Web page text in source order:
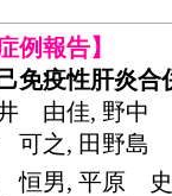
例報告】
免疫性肝炎合
由佳, 野中
可之, 田野島
恒男, 平原